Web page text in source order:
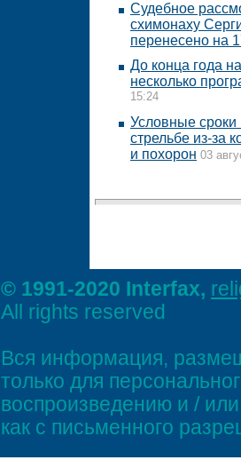
Судебное
схимонаху
перенесено на
До конца года
несколько
15:24
Условные
стрельбе из-за
и похорон 03
© 1991-2020 Interfax,
All rights reserved
Вся информация,
только для
воспроизведению и /
как с письменного